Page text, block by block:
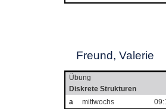
Freund, Valerie
Übung
Diskrete Strukturen
a
mittwochs